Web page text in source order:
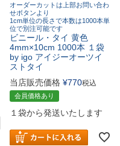
オーダーカットは上部お問い合わ
せボタンより
1cm単位の長さで本数は1000本単
位で別注可能です
ビニール・タイ 黄色
4mm×10cm 1000本 １袋
by igo アイジーオーツイ
ストタイ
当店販売価格 ¥770税込
会員価格あり
１袋から発送いたします